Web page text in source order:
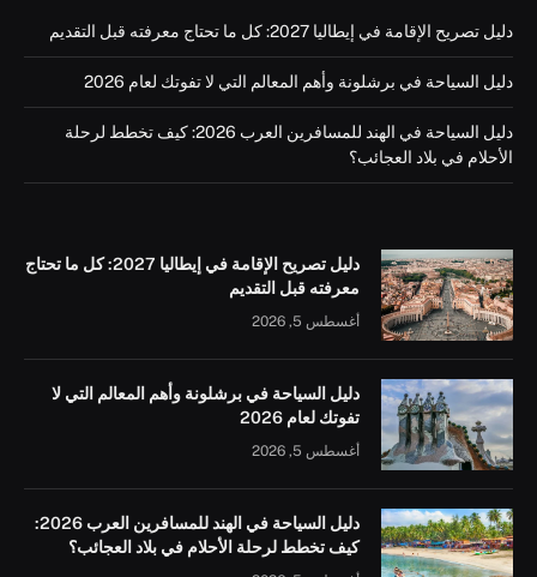
دليل تصريح الإقامة في إيطاليا 2027: كل ما تحتاج معرفته قبل التقديم
دليل السياحة في برشلونة وأهم المعالم التي لا تفوتك لعام 2026
دليل السياحة في الهند للمسافرين العرب 2026: كيف تخطط لرحلة
الأحلام في بلاد العجائب؟
دليل تصريح الإقامة في إيطاليا 2027: كل ما تحتاج
معرفته قبل التقديم
أغسطس 5, 2026
دليل السياحة في برشلونة وأهم المعالم التي لا
تفوتك لعام 2026
أغسطس 5, 2026
دليل السياحة في الهند للمسافرين العرب 2026:
كيف تخطط لرحلة الأحلام في بلاد العجائب؟